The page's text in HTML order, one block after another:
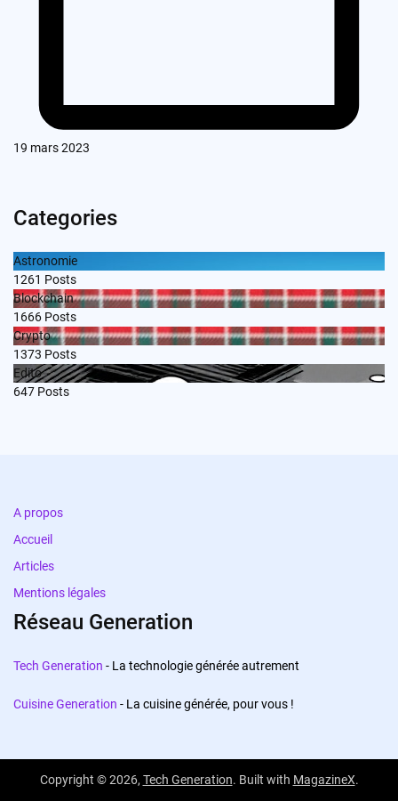
19 mars 2023
Categories
Astronomie
1261 Posts
Blockchain
1666 Posts
Crypto
1373 Posts
Edito
647 Posts
A propos
Accueil
Articles
Mentions légales
Réseau Generation
Tech Generation - La technologie générée autrement
Cuisine Generation - La cuisine générée, pour vous !
Copyright © 2026, Tech Generation. Built with MagazineX.